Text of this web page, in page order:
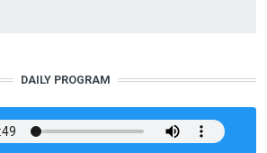
DAILY PROGRAM